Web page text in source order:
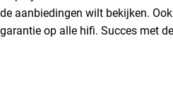
de aanbiedingen wilt bekijken.
garantie op alle hifi. Succes met